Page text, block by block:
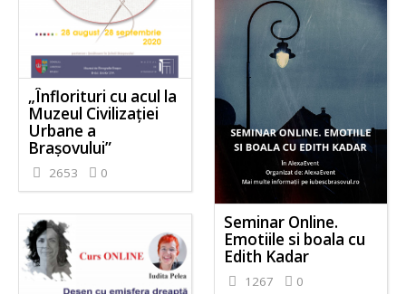
„Înflorituri cu acul la
Muzeul Civilizației
Urbane a
Brașovului”
2653 0
Seminar Online.
Emotiile si boala cu
Edith Kadar
1267 0